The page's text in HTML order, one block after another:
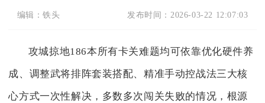
编辑：铁头 发布时间： 2026-03-22 12:07:03
攻城掠地186本所有卡关难题均可依靠优化硬件养
成、调整武将排阵套装搭配、精准手动控战法三大核
心方式一次性解决，多数多次闯关失败的情况，根源